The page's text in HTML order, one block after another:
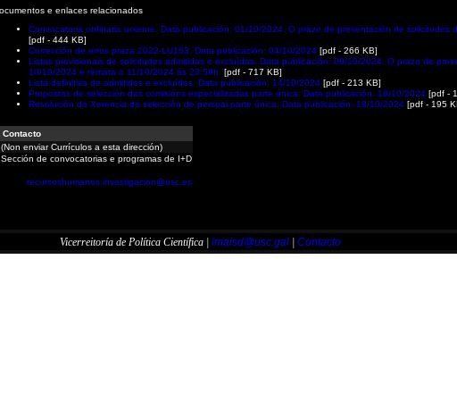
e enlaces relacionados
Convocatoria ordinaria urxente. Data publicación: 01/10/2024. O prazo de presentación de
[pdf - 444 KB]
Corrección de erros praza 2022-LU163. Data publicación: 04/10/2024 [pdf - 266 KB]
Listas provisionais de solicitudes admitidas e excluídas. Data publicación: 09/10/2024. O prazo de
10/10/2024 e remata o 11/10/2024 ás 23:59h.
[pdf - 717 KB]
Lista definitiva de admitidos e excluídos. Data publicación: 14/10/2024 [pdf - 213 KB]
Propostas de selección das comisións especializadas parte única. Data publicación: 18/10/2024 [pdf -
Resolución da Xerencia de selección de persoal parte única. Data publicación: 18/10/2024 [pdf - 195
Contacto
(Non enviar Currículos a esta dirección)
Sección de convocatorias e programas de I+D
recursoshumanos.investigacion@usc.es
Vicerreitoría de Política Científica | imaisd@usc.gal| Contacto